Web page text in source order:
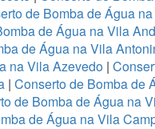
de Bomba de Água
de Água na Vila
de Água na Vila
na Vila Azevedo |
| Conserto de Bomba de
de Bomba de Água na
de Água na Vila